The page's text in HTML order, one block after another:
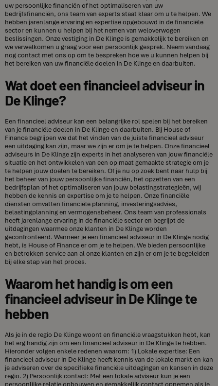
uw persoonlijke financiën of het optimaliseren van uw
bedrijfsfinanciën, ons team van experts staat klaar om u te helpen. We
hebben jarenlange ervaring en expertise opgebouwd in de financiële
sector en kunnen u helpen bij het nemen van weloverwogen
beslissingen. Onze vestiging in De Klinge is gemakkelijk te bereiken en
we verwelkomen u graag voor een persoonlijk gesprek. Neem vandaag
nog contact met ons op om te bespreken hoe we u kunnen helpen bij
het bereiken van uw financiële doelen in De Klinge en daarbuiten.
Wat doet een financieel adviseur in
De Klinge?
Een financieel adviseur kan een belangrijke rol spelen bij het bereiken
van je financiële doelen in De Klinge en daarbuiten. Bij House of
Finance begrijpen we dat het vinden van de juiste financieel adviseur
een uitdaging kan zijn, maar we zijn er om je te helpen. Onze financieel
adviseurs in De Klinge zijn experts in het analyseren van jouw financiële
situatie en het ontwikkelen van een op maat gemaakte strategie om je
te helpen jouw doelen te bereiken. Of je nu op zoek bent naar hulp bij
het beheer van jouw persoonlijke financiën, het opzetten van een
bedrijfsplan of het optimaliseren van jouw belastingstrategieën, wij
hebben de kennis en expertise om je te helpen. Onze financiële
diensten omvatten financiële planning, investeringsadvies,
belastingplanning en vermogensbeheer. Ons team van professionals
heeft jarenlange ervaring in de financiële sector en begrijpt de
uitdagingen waarmee onze klanten in De Klinge worden
geconfronteerd. Wanneer je een financieel adviseur in De Klinge nodig
hebt, is House of Finance er om je te helpen. We bieden persoonlijke
en betrokken service aan al onze klanten en zijn er om je te begeleiden
bij elke stap van het proces.
Waarom het handig is om een
financieel adviseur in De Klinge te
hebben
Als je in de regio De Klinge woont en financiële vraagstukken hebt, kan
het erg handig zijn om een financieel adviseur in De Klinge te hebben.
Hieronder volgen enkele redenen waarom: 1) Lokale expertise: Een
financieel adviseur in De Klinge heeft kennis van de lokale markt en kan
je adviseren over de specifieke financiële uitdagingen en kansen in deze
regio. 2) Persoonlijk contact: Met een lokale adviseur kun je een
persoonlijke relatie opbouwen en gemakkelijk contact opnemen als je